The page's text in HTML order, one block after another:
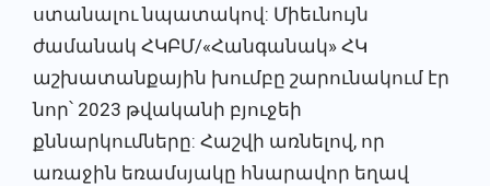
ստանալու նպատակով: Միեւնույն
ժամանակ ՀԿԲՄ/«Հանգանակ» ՀԿ
աշխատանքային խումբը շարունակում էր
նոր՝ 2023 թվականի բյուջեի
քննարկումները: Հաշվի առնելով, որ
առաջին եռամսյակը հնարավոր եղավ